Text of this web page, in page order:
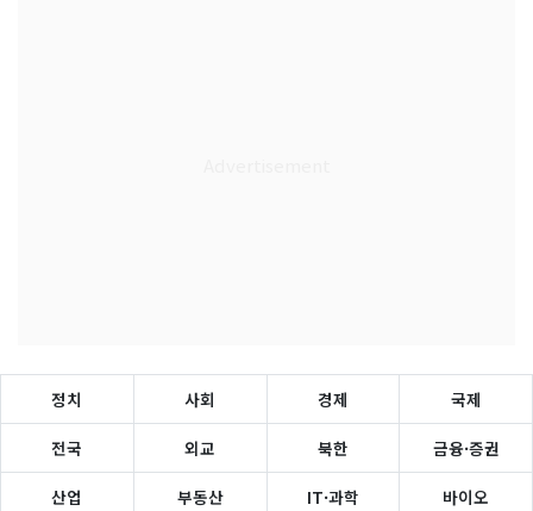
정치 사회 경제 국제
전국 외교 북한 금융·증권
산업 부동산 IT·과학 바이오